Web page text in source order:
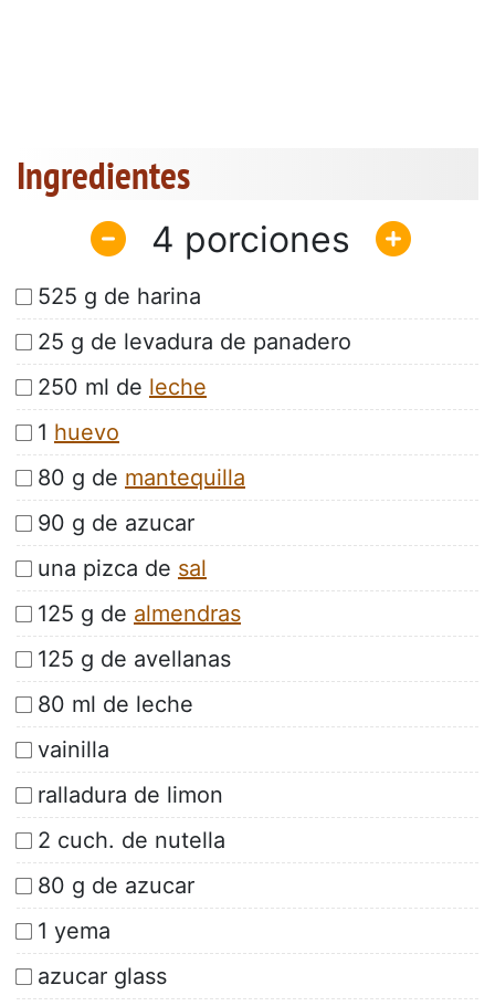
Ingredientes
4
525 g de harina
25 g de levadura de panadero
250 ml de leche
1 huevo
80 g de mantequilla
90 g de azucar
una pizca de sal
125 g de almendras
125 g de avellanas
80 ml de leche
vainilla
ralladura de limon
2 cuch. de nutella
80 g de azucar
1 yema
azucar glass